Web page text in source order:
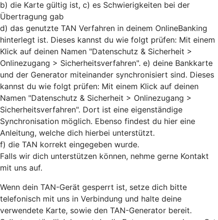
b) die Karte gültig ist, c) es Schwierigkeiten bei der
Übertragung gab
d) das genutzte TAN Verfahren in deinem OnlineBanking
hinterlegt ist. Dieses kannst du wie folgt prüfen: Mit einem
Klick auf deinen Namen "Datenschutz & Sicherheit >
Onlinezugang > Sicherheitsverfahren". e) deine Bankkarte
und der Generator miteinander synchronisiert sind. Dieses
kannst du wie folgt prüfen: Mit einem Klick auf deinen
Namen "Datenschutz & Sicherheit > Onlinezugang >
Sicherheitsverfahren". Dort ist eine eigenständige
Synchronisation möglich. Ebenso findest du hier eine
Anleitung, welche dich hierbei unterstützt.
f) die TAN korrekt eingegeben wurde.
Falls wir dich unterstützen können, nehme gerne Kontakt
mit uns auf.
Wenn dein TAN-Gerät gesperrt ist, setze dich bitte
telefonisch mit uns in Verbindung und halte deine
verwendete Karte, sowie den TAN-Generator bereit.